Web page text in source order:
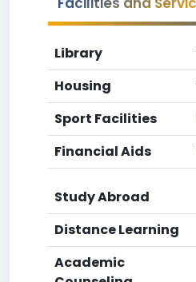
Library
Housing
Sport Facilities
Financial Aids
Study Abroad
Distance Learning
Academic